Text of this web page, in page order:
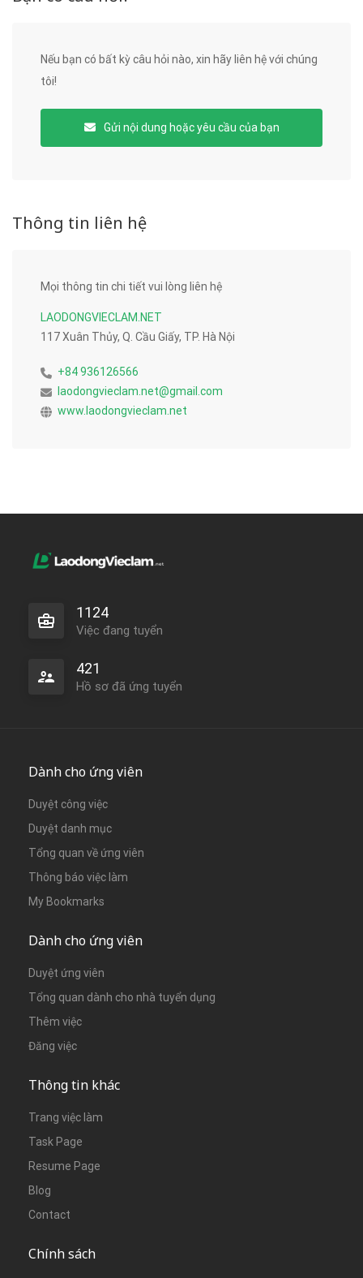
Nếu bạn có bất kỳ câu hỏi nào, xin hãy liên hệ với chúng
tôi!
Gửi nội dung hoặc yêu cầu của bạn
Thông tin liên hệ
Mọi thông tin chi tiết vui lòng liên hệ
LAODONGVIECLAM.NET
117 Xuân Thủy, Q. Cầu Giấy, TP. Hà Nội
+84 936126566
laodongvieclam.net@gmail.com
www.laodongvieclam.net
1124
Việc đang tuyển
421
Hồ sơ đã ứng tuyển
Dành cho ứng viên
Duyệt công việc
Duyệt danh mục
Tổng quan về ứng viên
Thông báo việc làm
My Bookmarks
Dành cho ứng viên
Duyệt ứng viên
Tổng quan dành cho nhà tuyển dụng
Thêm việc
Đăng việc
Thông tin khác
Trang việc làm
Task Page
Resume Page
Blog
Contact
Chính sách